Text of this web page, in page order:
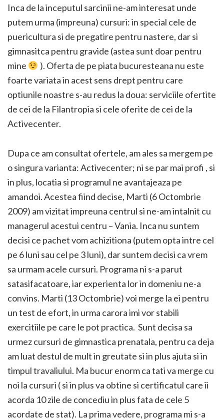
Inca de la inceputul sarcinii ne-am interesat unde
putem urma (impreuna) cursuri: in special cele de
puericultura si de pregatire pentru nastere, dar si
gimnasitca pentru gravide (astea sunt doar pentru
mine
). Oferta de pe piata bucuresteana nu este
foarte variata in acest sens drept pentru care
optiunile noastre s-au redus la doua: serviciile ofertite
de cei de la Filantropia si cele oferite de cei de la
Activecenter.
Dupa ce am consultat ofertele, am ales sa mergem pe
o singura varianta: Activecenter; ni se par mai profi , si
in plus, locatia si programul ne avantajeaza pe
amandoi. Acestea fiind decise, Marti (6 Octombrie
2009) am vizitat impreuna centrul si ne-am intalnit cu
managerul acestui centru – Vania. Inca nu suntem
decisi ce pachet vom achizitiona (putem opta intre cel
pe 6 luni sau cel pe 3 luni), dar suntem decisi ca vrem
sa urmam acele cursuri. Programa ni s-a parut
satasifacatoare, iar experienta lor in domeniu ne-a
convins. Marti (13 Octombrie) voi merge la ei pentru
un test de efort, in urma carora imi vor stabili
exercitiile pe care le pot practica. Sunt decisa sa
urmez cursuri de gimnastica prenatala, pentru ca deja
am luat destul de mult in greutate si in plus ajuta si in
timpul travaliului. Ma bucur enorm ca tati va merge cu
noi la cursuri ( si in plus va obtine si certificatul care ii
acorda 10 zile de concediu in plus fata de cele 5
acordate de stat). La prima vedere, programa mi s-a